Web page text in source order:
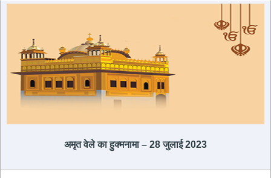
अमृत ​​वेले का हुक्मनामा – 28 जुलाई 2023